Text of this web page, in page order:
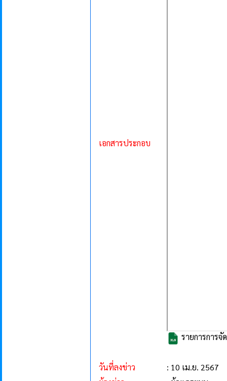
เอกสารประกอบ
รายการการ
วันที่ลงข่าว
: 10 เม.ย. 2567